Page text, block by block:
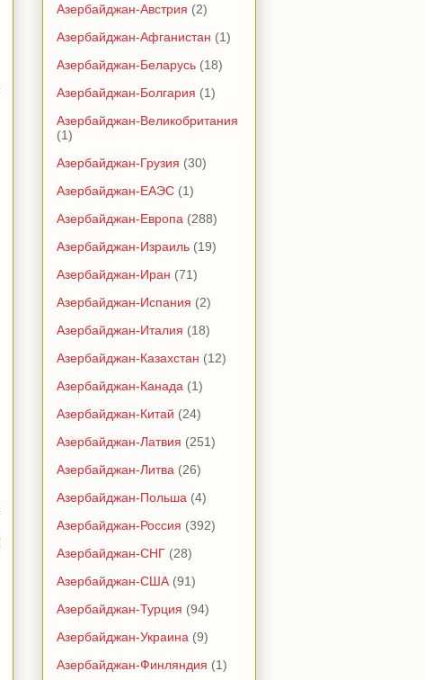
Азербайджан-Австрия (2)
Азербайджан-Афганистан (1)
Азербайджан-Беларусь (18)
Азербайджан-Болгария (1)
Азербайджан-Великобритания
(1)
Азербайджан-Грузия (30)
Азербайджан-ЕАЭС (1)
Азербайджан-Европа (288)
Азербайджан-Израиль (19)
Азербайджан-Иран (71)
Азербайджан-Испания (2)
Азербайджан-Италия (18)
Азербайджан-Казахстан (12)
Азербайджан-Канада (1)
Азербайджан-Китай (24)
Азербайджан-Латвия (251)
Азербайджан-Литва (26)
Азербайджан-Польша (4)
Азербайджан-Россия (392)
Азербайджан-СНГ (28)
Азербайджан-США (91)
Азербайджан-Турция (94)
Азербайджан-Украина (9)
Азербайджан-Финляндия (1)